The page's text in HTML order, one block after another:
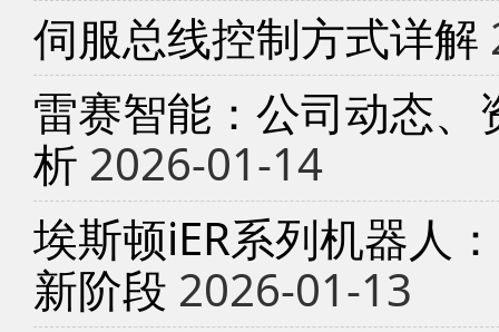
伺服总线控制方式详解
雷赛智能：公司动态
析 2026-01-14
埃斯顿iER系列机器人
新阶段 2026-01-13